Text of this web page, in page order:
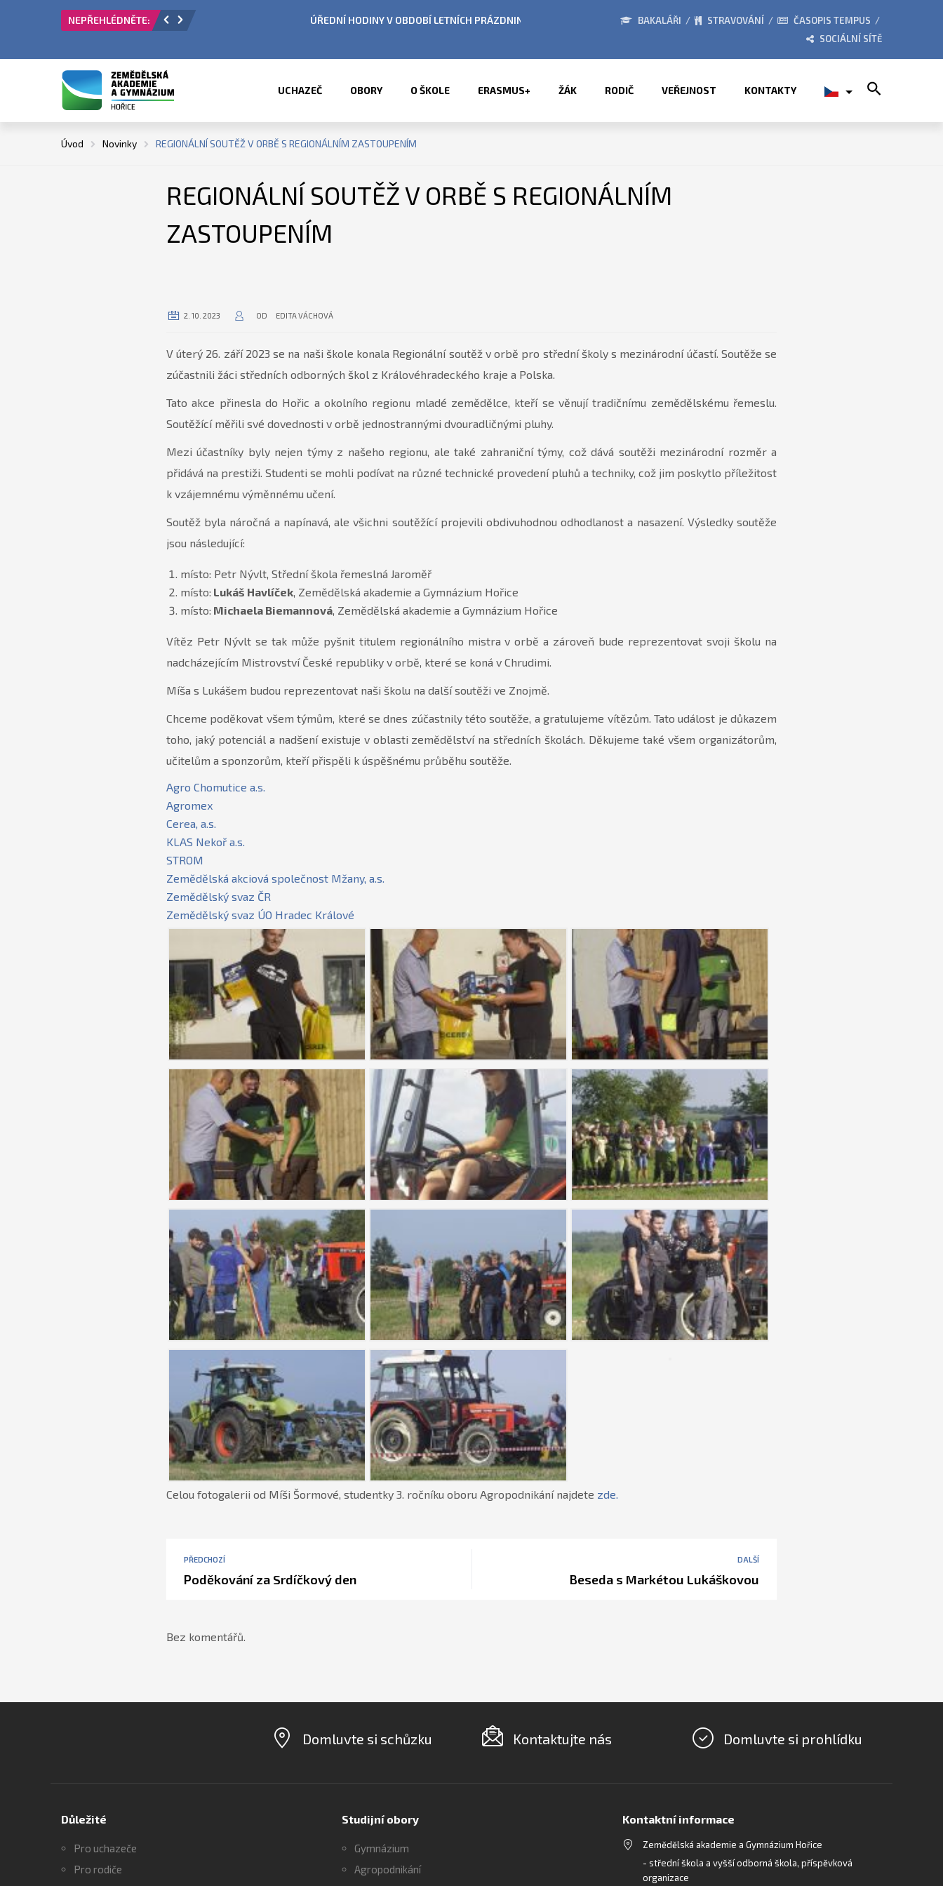
PŘIJÍMACÍ ŘÍZENÍ ÚŘEDNÍ HODINY V OBDOBÍ LETNÍCH PRÁZDNIN PŘÍMĚSTSKÉ TÁBORY 2026 ZE ŽIVOTA ŠKOLY
BAKALÁŘI STRAVOVÁNÍ
ČASOPIS TEMPUS
SOCIÁLNÍ SÍTĚ
UCHAZEČ OBORY O ŠKOLE ERASMUS+ ŽÁK RODIČ VEŘEJNOST KONTAKTY
Úvod Novinky REGIONÁLNÍ SOUTĚŽ V ORBĚ S REGIONÁLNÍM ZASTOUPENÍM
REGIONÁLNÍ SOUTĚŽ V ORBĚ S REGIONÁLNÍM
ZASTOUPENÍM
2. 10. 2023 OD EDITA VÁCHOVÁ
V úterý 26. září 2023 se na naši škole konala Regionální soutěž v orbě pro střední školy s mezinárodní účastí. Soutěže se
zúčastnili žáci středních odborných škol z Královéhradeckého kraje a Polska.
Tato akce přinesla do Hořic a okolního regionu mladé zemědělce, kteří se věnují tradičnímu zemědělskému řemeslu.
Soutěžící měřili své dovednosti v orbě jednostrannými dvouradličnými pluhy.
Mezi účastníky byly nejen týmy z našeho regionu, ale také zahraniční týmy, což dává soutěži mezinárodní rozměr a
přidává na prestiži. Studenti se mohli podívat na různé technické provedení pluhů a techniky, což jim poskytlo příležitost
k vzájemnému výměnnému učení.
Soutěž byla náročná a napínavá, ale všichni soutěžící projevili obdivuhodnou odhodlanost a nasazení. Výsledky soutěže
jsou následující:
místo: Petr Nývlt, Střední škola řemeslná Jaroměř
místo: Lukáš Havlíček, Zemědělská akademie a Gymnázium Hořice
místo: Michaela Biemannová, Zemědělská akademie a Gymnázium Hořice
Vítěz Petr Nývlt se tak může pyšnit titulem regionálního mistra v orbě a zároveň bude reprezentovat svoji školu na
nadcházejícím Mistrovství České republiky v orbě, které se koná v Chrudimi.
Míša s Lukášem budou reprezentovat naši školu na další soutěži ve Znojmě.
Chceme poděkovat všem týmům, které se dnes zúčastnily této soutěže, a gratulujeme vítězům. Tato událost je důkazem
toho, jaký potenciál a nadšení existuje v oblasti zemědělství na středních školách. Děkujeme také všem organizátorům,
učitelům a sponzorům, kteří přispěli k úspěšnému průběhu soutěže.
Agro Chomutice a.s.
Agromex
Cerea, a.s.
KLAS Nekoř a.s.
STROM
Zemědělská akciová společnost Mžany, a.s.
Zemědělský svaz ČR
Zemědělský svaz ÚO Hradec Králové
Celou fotogalerii od Míši Šormové, studentky 3. ročníku oboru Agropodnikání najdete zde.
PŘEDCHOZÍ
Poděkování za Srdíčkový den
DALŠÍ
Beseda s Markétou Lukáškovou
Bez komentářů.
Domluvte si schůzku Kontaktujte nás Domluvte si prohlídku
Důležité
Pro uchazeče
Pro rodiče
Studijní obory
Gymnázium
Agropodnikání
Kontaktní informace
Zemědělská akademie a Gymnázium Hořice
- střední škola a vyšší odborná škola, příspěvková
organizace